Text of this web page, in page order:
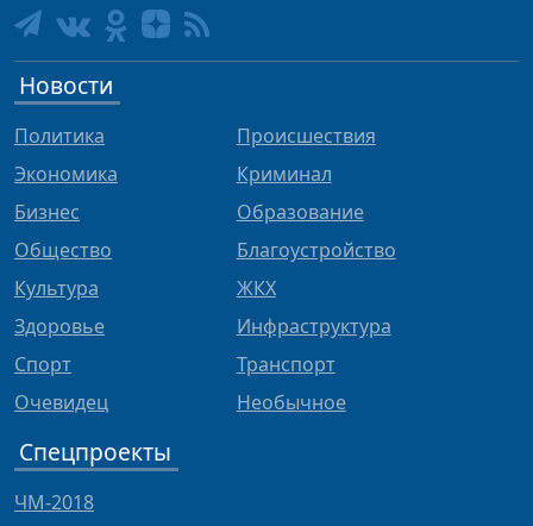
Новости
Политика
Экономика
Бизнес
Общество
Культура
Здоровье
Спорт
Очевидец
Происшествия
Криминал
Образование
Благоустройство
ЖКХ
Инфраструктура
Транспорт
Необычное
Спецпроекты
ЧМ-2018